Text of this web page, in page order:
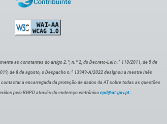
as constantes do artigo 2.º, n.º 2, do Decreto-Lei n.º 118/2011, de 5 de
de 8 de agosto, o Despacho n.º 13949-A/2022 designou a mestre Inês
a encarregada da proteção de dados da AT sobre todas as questões
pelo RGPD através do endereço eletrónico epd@at.gov.pt .